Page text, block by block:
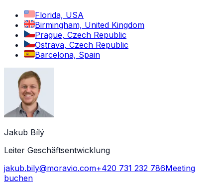
Florida, USA
Birmingham, United Kingdom
Prague, Czech Republic
Ostrava, Czech Republic
Barcelona, Spain
Jakub Bílý
Leiter Geschäftsentwicklung
jakub.bily@moravio.com+420 731 232 786Meeting
buchen